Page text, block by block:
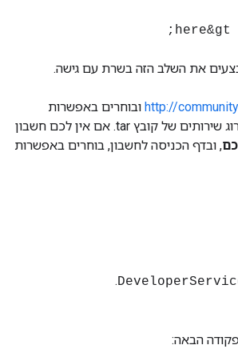
את השלב הזה בשרת עם גישה.
http:// ובוחרים באפשרות
כדי לבקש את ערוץ המפתחים שדרוג שירותים של קובץ tar. אם אין לכם חשבון
, ובדף הכניסה לחשבון, בוחרים באפשרות
.